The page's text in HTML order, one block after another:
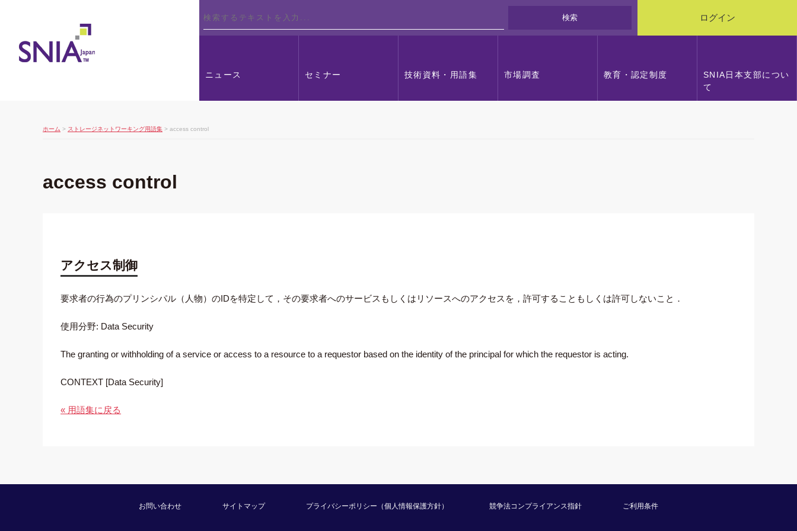
検索 ログイン
ニュース セミナー 技術資料・用語集 市場調査 教育・認定制度
SNIA日本支部につい
て
ホーム > ストレージネットワーキング用語集 > access control
access control
アクセス制御
要求者の行為のプリンシパル（人物）のIDを特定して，その要求者へのサービスもしくはリソースへのアクセスを，許可することもしくは許可しないこと．
使用分野: Data Security
The granting or withholding of a service or access to a resource to a requestor based on the identity of the principal for which the requestor is acting.
CONTEXT [Data Security]
« 用語集に戻る
お問い合わせ サイトマップ プライバシーポリシー（個人情報保護方針） 競争法コンプライアンス指針 ご利用条件